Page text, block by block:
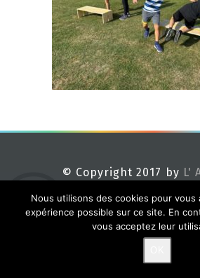
© Copyright 2017 by L'
Nous utilisons des cookies pour vous
expérience possible sur ce site. En
vous acceptez leur